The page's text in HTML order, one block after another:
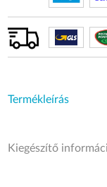
Termékleírás
Kiegészítő